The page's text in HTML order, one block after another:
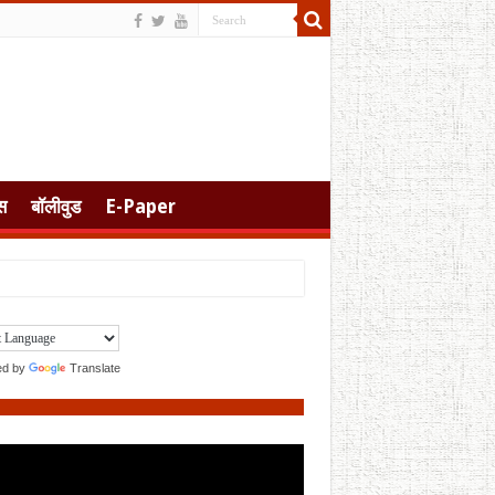
बॉलीवुड E-Paper
by Translate